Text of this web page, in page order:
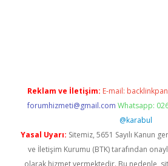
Reklam ve İletişim: E-mail:
forumhizmeti@gmail.com Whatsapp:
@karabul
Yasal Uyarı: Sitemiz, 5651 Sayılı Kanun
ve İletişim Kurumu (BTK) tarafından
olarak hizmet vermektedir. Bu nedenle,